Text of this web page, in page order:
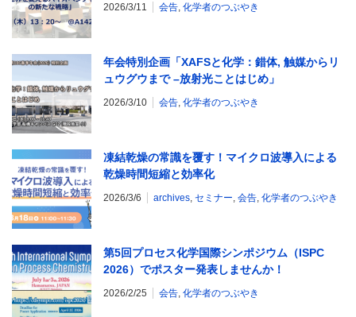
2026/3/11 会告 化学者のつぶやき
年会特別企画「XAFSと化学：錯体, 触媒からリ
ュウグウまで –放射光ことはじめ」
2026/3/10 会告 化学者のつぶやき
凍結乾燥の常識を覆す！マイクロ波導入による
乾燥時間短縮と効率化
2026/3/6 archives セミナー 会告 化学者のつぶやき
第5回プロセス化学国際シンポジウム（ISPC
2026）でポスター発表しませんか！
2026/2/25 会告 化学者のつぶやき